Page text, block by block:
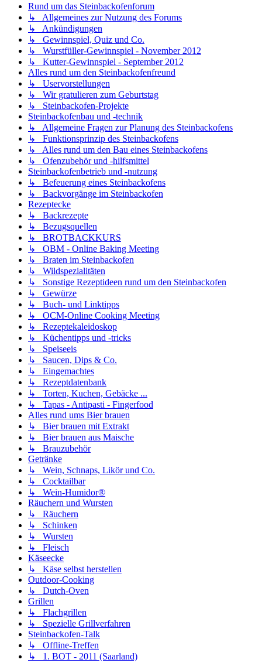
Rund um das Steinbackofenforum
↳ Allgemeines zur Nutzung des Forums
↳ Ankündigungen
↳ Gewinnspiel, Quiz und Co.
↳ Wurstfüller-Gewinnspiel - November 2012
↳ Kutter-Gewinnspiel - September 2012
Alles rund um den Steinbackofenfreund
↳ Uservorstellungen
↳ Wir gratulieren zum Geburtstag
↳ Steinbackofen-Projekte
Steinbackofenbau und -technik
↳ Allgemeine Fragen zur Planung des Steinbackofens
↳ Funktionsprinzip des Steinbackofens
↳ Alles rund um den Bau eines Steinbackofens
↳ Ofenzubehör und -hilfsmittel
Steinbackofenbetrieb und -nutzung
↳ Befeuerung eines Steinbackofens
↳ Backvorgänge im Steinbackofen
Rezeptecke
↳ Backrezepte
↳ Bezugsquellen
↳ BROTBACKKURS
↳ OBM - Online Baking Meeting
↳ Braten im Steinbackofen
↳ Wildspezialitäten
↳ Sonstige Rezeptideen rund um den Steinbackofen
↳ Gewürze
↳ Buch- und Linktipps
↳ OCM-Online Cooking Meeting
↳ Rezeptekaleidoskop
↳ Küchentipps und -tricks
↳ Speiseeis
↳ Saucen, Dips & Co.
↳ Eingemachtes
↳ Rezeptdatenbank
↳ Torten, Kuchen, Gebäcke ...
↳ Tapas - Antipasti - Fingerfood
Alles rund ums Bier brauen
↳ Bier brauen mit Extrakt
↳ Bier brauen aus Maische
↳ Brauzubehör
Getränke
↳ Wein, Schnaps, Likör und Co.
↳ Cocktailbar
↳ Wein-Humidor®
Räuchern und Wursten
↳ Räuchern
↳ Schinken
↳ Wursten
↳ Fleisch
Käseecke
↳ Käse selbst herstellen
Outdoor-Cooking
↳ Dutch-Oven
Grillen
↳ Flachgrillen
↳ Spezielle Grillverfahren
Steinbackofen-Talk
↳ Offline-Treffen
↳ 1. BOT - 2011 (Saarland)